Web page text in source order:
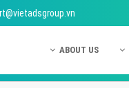
ABOUT US